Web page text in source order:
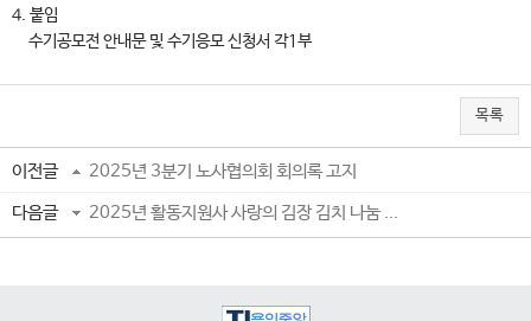
4. 붙임
수기공모전 안내문 및 수기응모 신청서 각1부
목록
이전글 2025년 3분기 노사협의회 회의록 고지
다음글 2025년 활동지원사 사랑의 김장 김치 나눔 ...